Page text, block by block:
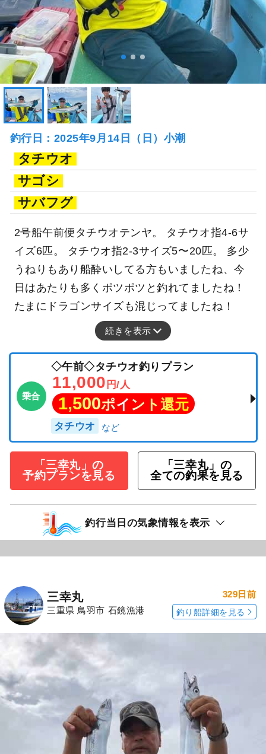
釣行日：2025年9月14日（日）小潮
タチウオ
サゴシ
サバフグ
2号船午前便タチウオテンヤ。 タチウオ指4-6サ
イズ6匹。 タチウオ指2-3サイズ5〜20匹。 多少
うねりもあり船酔いしてる方もいましたね、今
日はあたりも多くポツポツと釣れてましたね！
たまにドラゴンサイズも混じってましたね！
続きを表示
◇午前◇タチウオ釣りプラン
11,000円/人
1,500ポイント還元
タチウオ
三幸丸
三重県 鳥羽市 石鏡漁港 釣り船詳細を見る